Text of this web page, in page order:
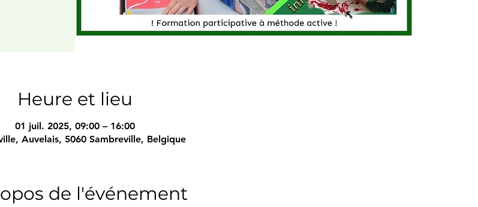
Heure et lieu
01 juil. 2025, 09:00 – 16:00
Auvelais, 5060 Sambreville, Belgique
de l'événement